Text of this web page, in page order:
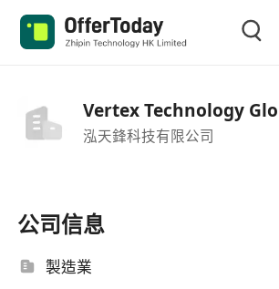
Vertex Technology
泓天鋒科技有限公司
公司信息
製造業